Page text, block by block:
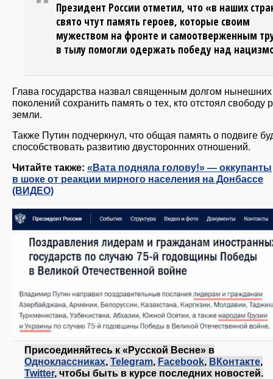
Президент России отметил, что «в наших
свято чтут память героев, которые своим
мужеством на фронте и самоотверженным
в тылу помогли одержать победу над
Глава государства назвал священным долгом нынешних
поколений сохранить память о тех, кто отстоял свободу
земли.
Также Путин подчеркнул, что общая память о подвиге
способствовать развитию двусторонних отношений.
Читайте также: «Вата подняла голову!» — оккупанты
в шоке от реакции мирного населения на Донбассе
(ВИДЕО)
Присоединяйтесь к «Русской Весне» в
Одноклассниках Telegram Facebook ВКонтакте
Twitter, чтобы быть в курсе последних новостей.